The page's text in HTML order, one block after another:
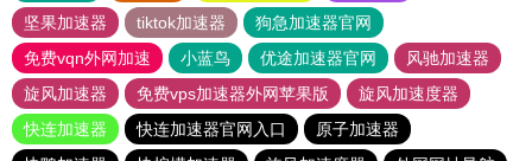
坚果加速器
tiktok加速器
狗急加速器官网
免费vqn外网加速
小蓝鸟 优途加速器官网
风驰加速器
旋风加速器
免费vps加速器外网苹果版
旋风加速度器
快连加速器
快连加速器官网入口
原子加速器